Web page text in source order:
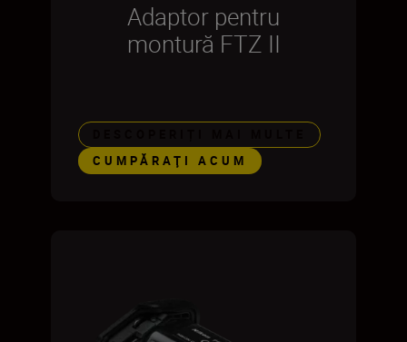
Adaptor pentru
montură FTZ II
CUMPĂRAŢI ACUM